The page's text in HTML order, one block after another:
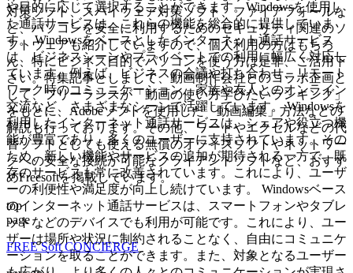
や目的に応じて選択することができます。Windowsを使用し
た通話サービスは、これらの機能を総合的に提供していま
す。 Windowsをベースとしたインターネット通話サービス
は、ビジネスシーンやプライベートでの利用に幅広く対応し
ています。例えば、ビジネスの会議や打ち合わせ、リモート
ワーク時のコミュニケーション、家族や友人とのオンライン
交流など、さまざまなシーンで活躍しています。 Windowsを
利用したインターネット通話サービスは、シェアや役立つ機
能が豊富であり、多くのユーザーに支持されています。その
ため、新しい機能やサービスの追加が期待される一方で、既
存のサービスも常に改善されています。これにより、ユーザ
ーの利便性や満足度が向上し続けています。 Windowsベース
のインターネット通話サービスは、スマートフォンやタブレ
ットなどのデバイスでも利用が可能です。これにより、ユー
ザーは場所や状況に制約されることなく、自由にコミュニケ
ーションを取ることができます。また、対象となるユーザー
対策ソフト、スパイウェア対策ソフト、ファイアフォールな
ど、パソコンを安全に利用するためのセキュリティ関連のソ
フトウェアも紹介していますので、個人利用の方はもちろ
ん、特にビジネス目的でパソコンを使う方は是非、ご活用下
さい。特集記事としまして、動画制作会社とのコラボ企画と
して、フリーランスが「動画の使い方学びたいランキング」
をもとに、Adobeソフトを使用した「動画編集」方法などの
解説も行っております。その他、ワードやエクセルなどの代
替ソフトとしても使える無償のオフィスソフトやネットワー
クへの安全な接続が可能なクライアントソフトなど、おすす
めFreesoftを掲載しています。
top
page
FREE Soft CONCIERGE